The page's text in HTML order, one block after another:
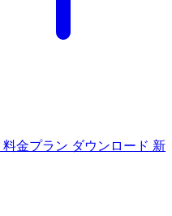
料金プラン ダウンロード 新